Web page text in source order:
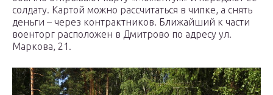
солдату. Картой можно рассчитаться в чипке, а снять
деньги – через контрактников. Ближайший к части
военторг расположен в Дмитрово по адресу ул.
Маркова, 21.